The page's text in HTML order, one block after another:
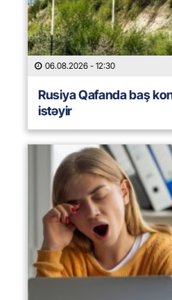
06.08.2026 - 12:30
Rusiya Qafanda baş
istəyir